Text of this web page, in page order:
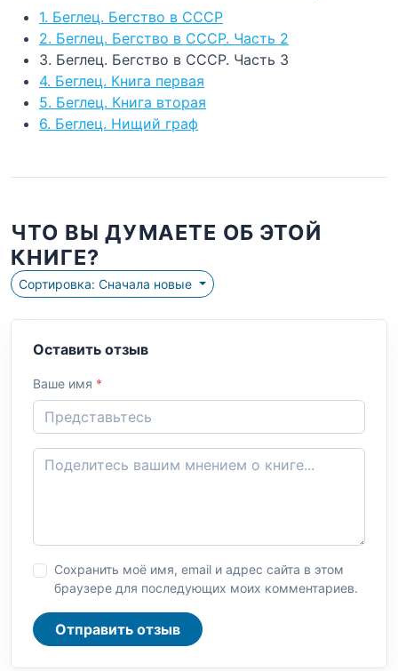
1. Беглец. Бегство в СССР
2. Беглец. Бегство в СССР. Часть 2
3. Беглец. Бегство в СССР. Часть 3
4. Беглец. Книга первая
5. Беглец. Книга вторая
6. Беглец. Нищий граф
ЧТО ВЫ ДУМАЕТЕ ОБ ЭТОЙ
КНИГЕ?
Сортировка: Сначала новые
Оставить отзыв
Ваше имя *
Сохранить моё имя, email и адрес сайта в этом
браузере для последующих моих комментариев.
Отправить отзыв